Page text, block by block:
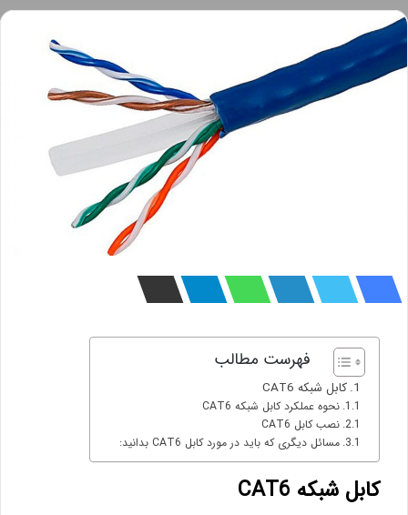
فهرست مطالب
کابل شبکه CAT6
نحوه عملکرد کابل شبکه CAT6
نصب کابل CAT6
مسائل دیگری که باید در مورد کابل CAT6 بدانید:
کابل شبکه CAT6